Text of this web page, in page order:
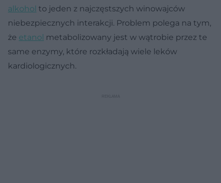
alkohol to jeden z najczęstszych winowajców
niebezpiecznych interakcji. Problem polega na tym,
że etanol metabolizowany jest w wątrobie przez te
same enzymy, które rozkładają wiele leków
kardiologicznych.